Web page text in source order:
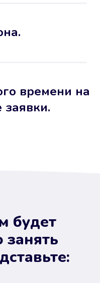
времени на
заявки.
будет